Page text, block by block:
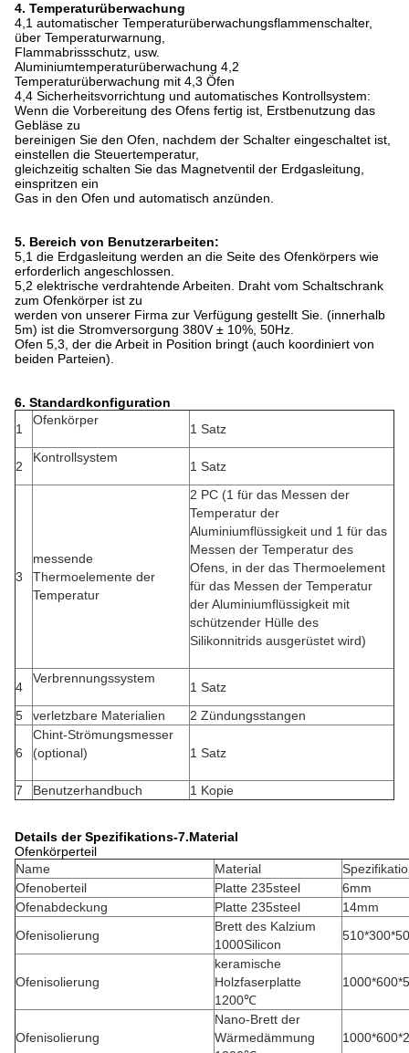
4. Temperaturüberwachung
4,1 automatischer Temperaturüberwachungsflammenschalter,
über Temperaturwarnung,
Flammabrissschutz, usw.
Aluminiumtemperaturüberwachung 4,2
Temperaturüberwachung mit 4,3 Öfen
4,4 Sicherheitsvorrichtung und automatisches Kontrollsystem:
Wenn die Vorbereitung des Ofens fertig ist, Erstbenutzung das
Gebläse zu
bereinigen Sie den Ofen, nachdem der Schalter eingeschaltet ist,
einstellen die Steuertemperatur,
gleichzeitig schalten Sie das Magnetventil der Erdgasleitung,
einspritzen ein
Gas in den Ofen und automatisch anzünden.
5. Bereich von Benutzerarbeiten:
5,1 die Erdgasleitung werden an die Seite des Ofenkörpers wie
erforderlich angeschlossen.
5,2 elektrische verdrahtende Arbeiten. Draht vom Schaltschrank
zum Ofenkörper ist zu
werden von unserer Firma zur Verfügung gestellt Sie. (innerhalb
5m) ist die Stromversorgung 380V ± 10%, 50Hz.
Ofen 5,3, der die Arbeit in Position bringt (auch koordiniert von
beiden Parteien).
6. Standardkonfiguration
1
Ofenkörper
1 Satz
2
Kontrollsystem
1 Satz
3
messende
Thermoelemente der
Temperatur
2 PC (1 für das Messen der
Temperatur der
Aluminiumflüssigkeit und 1 für das
Messen der Temperatur des
Ofens, in der das Thermoelement
für das Messen der Temperatur
der Aluminiumflüssigkeit mit
schützender Hülle des
Silikonnitrids ausgerüstet wird)
4
Verbrennungssystem
1 Satz
5
verletzbare Materialien 2 Zündungsstangen
6
Chint-Strömungsmesser
(optional)
1 Satz
7 Benutzerhandbuch 1 Kopie
Details der Spezifikations-7.Material
Ofenkörperteil
Name
Material
Ofenoberteil
Platte 235steel
6mm
Ofenabdeckung
Platte 235steel
14mm
Ofenisolierung
Brett des Kalzium
1000Silicon
Ofenisolierung
keramische
Holzfaserplatte
1200℃
Ofenisolierung
Nano-Brett der
Wärmedämmung